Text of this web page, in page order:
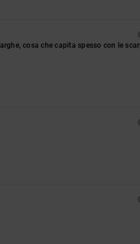
cosa che capita spesso con le